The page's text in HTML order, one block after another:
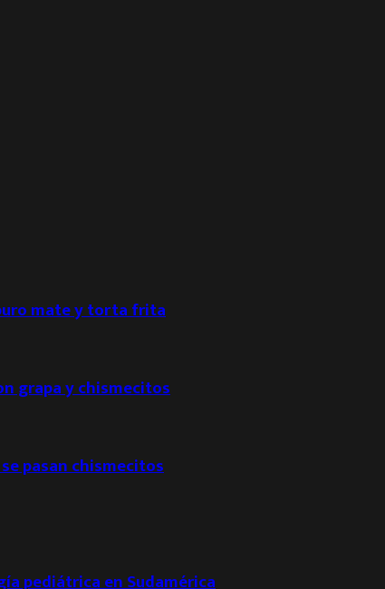
mate y torta frita
grapa y chismecitos
pasan chismecitos
pediátrica en Sudamérica